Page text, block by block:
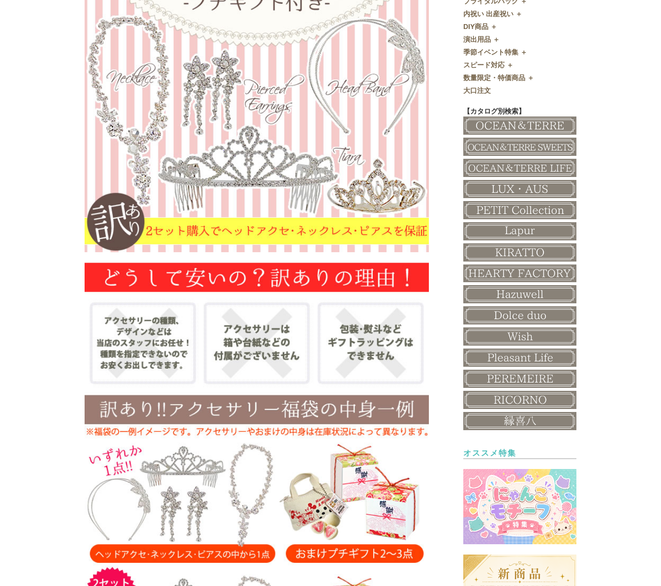
ディズニー
ドラジェ
プチタオル
席札立て
耳かき＆ぺん
紅茶＆コーヒー
和風プチギフト
その他
和食器
名入れ贈呈品
特選ギフト
珈琲・紅茶
鰹節・フード
付箋・メッセージカード
印刷代行
ディズニーシリーズ
子育て卒業証書
クロックギフト
SHIKISAI ONE
Grace
カラーステンドグラス調
ガラス
フラワータイプ
ペンダントクロック
ミラー
メッセージパズル
似顔絵
和風ボード
ブライダルバッグ
内祝い 出産祝い ＋
内祝い 出産祝い
DIY商品 ＋
DIY商品
演出用品 ＋
演出用品
リングピロー
ブーケプルズ
結婚証明書
その他
季節イベント特集 ＋
季節イベント特集
サクラ
クローバー
クリスマス
バレンタイン
ホワイトデー
母の日
父の日
敬老の日
スピード対応 ＋
スピード対応
即日お急ぎ発送
数量限定・特価商品 ＋
数量限定・特価商品
大口注文
【カタログ別検索】
オススメ特集